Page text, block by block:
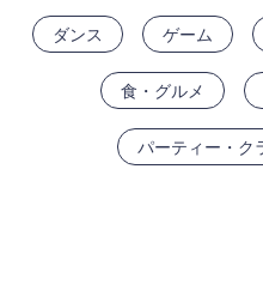
ダンス ゲーム
食・グルメ
パーティー・ク